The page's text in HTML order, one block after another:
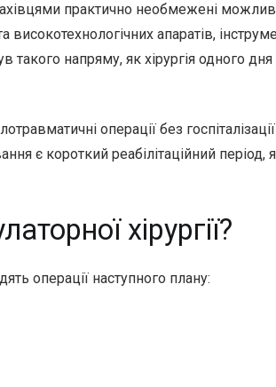
практично необмежені
високотехнологічних апаратів,
напряму, як хірургія одного
операції без госпіталізації
є короткий реабілітаційний період,
хірургії?
операції наступного плану: